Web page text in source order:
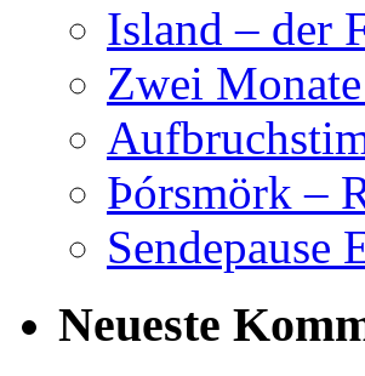
Island – der
Zwei
Þórsmörk –
Sendepause
Neueste